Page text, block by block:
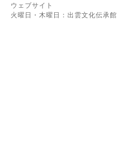
ウェブサイト
火曜日・木曜日：出雲文化伝承館